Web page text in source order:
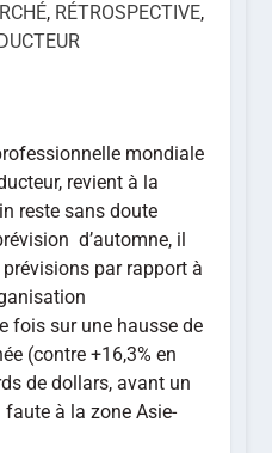
, RÉTROSPECTIVE,
mondiale
revient à la
reste sans doute
d’automne, il
par rapport à
fois sur une hausse de
(contre +16,3% en
de dollars, avant un
faute à la zone Asie-